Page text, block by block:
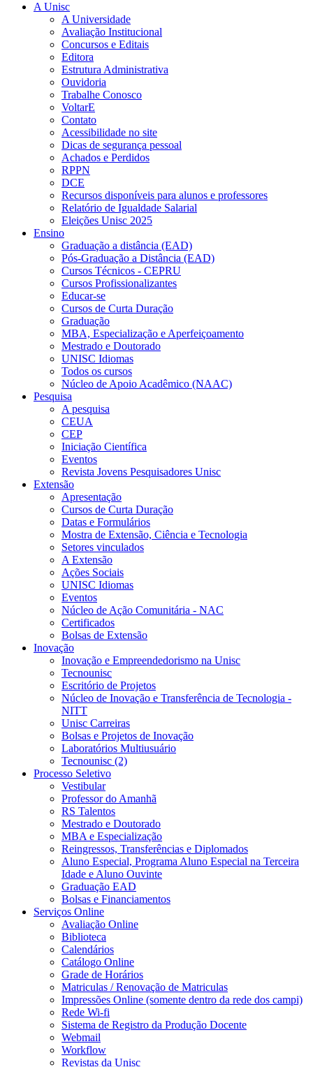
A Unisc
A Universidade
Avaliação Institucional
Concursos e Editais
Editora
Estrutura Administrativa
Ouvidoria
Trabalhe Conosco
VoltarE
Contato
Acessibilidade no site
Dicas de segurança pessoal
Achados e Perdidos
RPPN
DCE
Recursos disponíveis para alunos e professores
Relatório de Igualdade Salarial
Eleições Unisc 2025
Ensino
Graduação a distância (EAD)
Pós-Graduação a Distância (EAD)
Cursos Técnicos - CEPRU
Cursos Profissionalizantes
Educar-se
Cursos de Curta Duração
Graduação
MBA, Especialização e Aperfeiçoamento
Mestrado e Doutorado
UNISC Idiomas
Todos os cursos
Núcleo de Apoio Acadêmico (NAAC)
Pesquisa
A pesquisa
CEUA
CEP
Iniciação Científica
Eventos
Revista Jovens Pesquisadores Unisc
Extensão
Apresentação
Cursos de Curta Duração
Datas e Formulários
Mostra de Extensão, Ciência e Tecnologia
Setores vinculados
A Extensão
Ações Sociais
UNISC Idiomas
Eventos
Núcleo de Ação Comunitária - NAC
Certificados
Bolsas de Extensão
Inovação
Inovação e Empreendedorismo na Unisc
Tecnounisc
Escritório de Projetos
Núcleo de Inovação e Transferência de Tecnologia -
NITT
Unisc Carreiras
Bolsas e Projetos de Inovação
Laboratórios Multiusuário
Tecnounisc (2)
Processo Seletivo
Vestibular
Professor do Amanhã
RS Talentos
Mestrado e Doutorado
MBA e Especialização
Reingressos, Transferências e Diplomados
Aluno Especial, Programa Aluno Especial na Terceira
Idade e Aluno Ouvinte
Graduação EAD
Bolsas e Financiamentos
Serviços Online
Avaliação Online
Biblioteca
Calendários
Catálogo Online
Grade de Horários
Matriculas / Renovação de Matriculas
Impressões Online (somente dentro da rede dos campi)
Rede Wi-fi
Sistema de Registro da Produção Docente
Webmail
Workflow
Revistas da Unisc